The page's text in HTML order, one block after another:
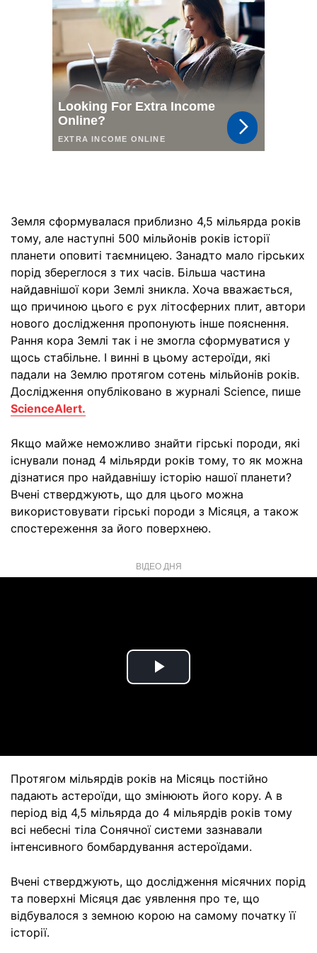
Земля сформувалася приблизно 4,5 мільярда років
тому, але наступні 500 мільйонів років історії
планети оповиті таємницею. Занадто мало гірських
порід збереглося з тих часів. Більша частина
найдавнішої кори Землі зникла. Хоча вважається,
що причиною цього є рух літосферних плит, автори
нового дослідження пропонують інше пояснення.
Рання кора Землі так і не змогла сформуватися у
щось стабільне. І винні в цьому астероїди, які
падали на Землю протягом сотень мільйонів років.
Дослідження опубліковано в журналі Science, пише
ScienceAlert.
Якщо майже неможливо знайти гірські породи, які
існували понад 4 мільярди років тому, то як можна
дізнатися про найдавнішу історію нашої планети?
Вчені стверджують, що для цього можна
використовувати гірські породи з Місяця, а також
спостереження за його поверхнею.
ВІДЕО ДНЯ
Play
Протягом мільярдів років на Місяць постійно
падають астероїди, що змінюють його кору. А в
період від 4,5 мільярда до 4 мільярдів років тому
всі небесні тіла Сонячної системи зазнавали
інтенсивного бомбардування астероїдами.
Вчені стверджують, що дослідження місячних порід
та поверхні Місяця дає уявлення про те, що
відбувалося з земною корою на самому початку її
історії.